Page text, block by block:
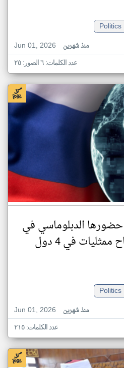
Politics
Jun 01, 2026
منذ شهرين
عدد الكلمات: ٦ الصور: ٢٥
الدبلوماسي في
إفريقيا بافتتاح ممثليات في 4 دول
Politics
Jun 01, 2026
منذ شهرين
عدد الكلمات: ٢١٥